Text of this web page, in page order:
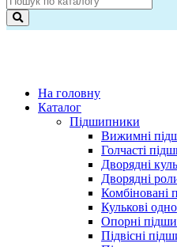
На головну
Каталог
Підшипники
Вижимні
Голчасті
Дворядні
Дворядні
Комбіновані
Кулькові
Опорні
Підвісні